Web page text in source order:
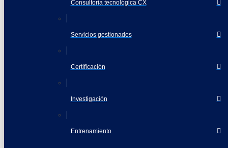
Consultoría tecnológica CX
Servicios gestionados
Certificación
Investigación
Entrenamiento